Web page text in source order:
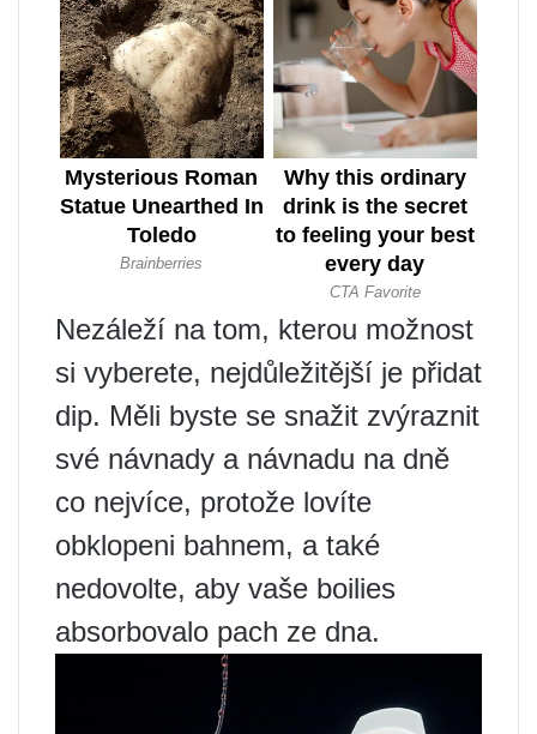
Nezáleží na tom, kterou možnost
si vyberete, nejdůležitější je přidat
dip. Měli byste se snažit zvýraznit
své návnady a návnadu na dně
co nejvíce, protože lovíte
obklopeni bahnem, a také
nedovolte, aby vaše boilies
absorbovalo pach ze dna.